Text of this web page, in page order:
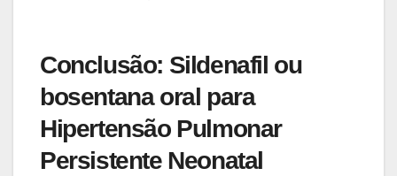
Conclusão: Sildenafil ou
bosentana oral para
Hipertensão Pulmonar
Persistente Neonatal